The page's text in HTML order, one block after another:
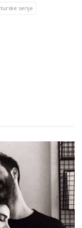
turske serije